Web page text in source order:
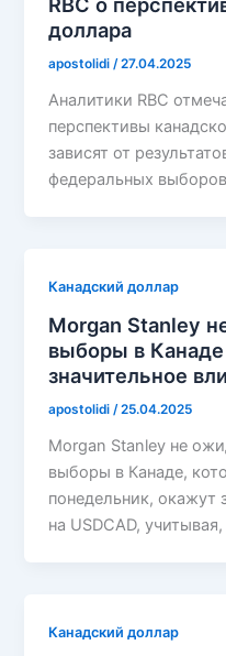
RBC о
доллара
apostolidi/27.04.2025
Аналитики RBC
перспективы
зависят от
федеральных
Канадский доллар
Morgan Stanley
выборы в
значительное
apostolidi /25.04.2025
Morgan Stanley не
выборы в Канаде,
понедельник, окажут
на USDCAD,
Канадский доллар